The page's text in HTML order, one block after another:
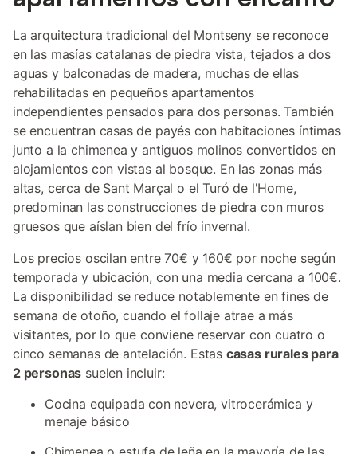
La arquitectura tradicional del Montseny se reconoce
en las masías catalanas de piedra vista, tejados a dos
aguas y balconadas de madera, muchas de ellas
rehabilitadas en pequeños apartamentos
independientes pensados para dos personas. También
se encuentran casas de payés con habitaciones íntimas
junto a la chimenea y antiguos molinos convertidos en
alojamientos con vistas al bosque. En las zonas más
altas, cerca de Sant Marçal o el Turó de l'Home,
predominan las construcciones de piedra con muros
gruesos que aíslan bien del frío invernal.
Los precios oscilan entre 70€ y 160€ por noche según
temporada y ubicación, con una media cercana a 100€.
La disponibilidad se reduce notablemente en fines de
semana de otoño, cuando el follaje atrae a más
visitantes, por lo que conviene reservar con cuatro o
cinco semanas de antelación. Estas casas rurales para
2 personas suelen incluir:
Cocina equipada con nevera, vitrocerámica y
menaje básico